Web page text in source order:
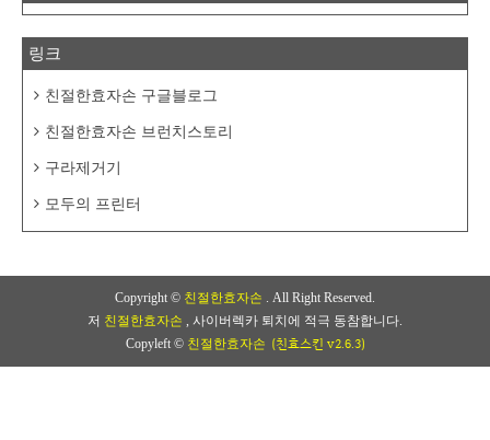
링크
친절한효자손 구글블로그
친절한효자손 브런치스토리
구라제거기
모두의 프린터
Copyright © 친절한효자손 . All Right Reserved.
저 친절한효자손 , 사이버렉카 퇴치에 적극 동참합니다.
Copyleft © 친절한효자손 (친효스킨 v2.6.3)